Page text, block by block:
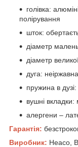
голівка:
полірування
шток:
діаметр
діаметр
дуга:
пружина в
вушні вкладки:
алергени –
Гарантія:
Виробник: Heaco,